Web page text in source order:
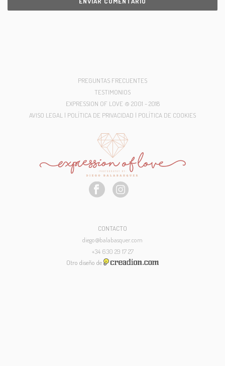
PREGUNTAS FRECUENTES
TESTIMONIOS
EXPRESSION OF LOVE © 2001 - 2018
AVISO LEGAL | POLÍTICA DE PRIVACIDAD | POLÍTICA DE COOKIES
CONTACTO
diego@balabasquer.com
+34 630 29 17 27
Otro diseño de